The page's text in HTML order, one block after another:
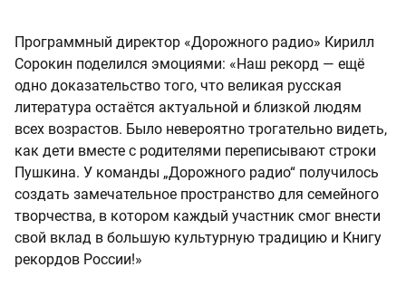
Программный директор «Дорожного радио» Кирилл
Сорокин поделился эмоциями: «Наш рекорд — ещё
одно доказательство того, что великая русская
литература остаётся актуальной и близкой людям
всех возрастов. Было невероятно трогательно видеть,
как дети вместе с родителями переписывают строки
Пушкина. У команды „Дорожного радио“ получилось
создать замечательное пространство для семейного
творчества, в котором каждый участник смог внести
свой вклад в большую культурную традицию и Книгу
рекордов России!»